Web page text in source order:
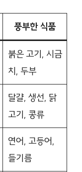
풍부한 식품
붉은 고기, 시금
치, 두부
달걀, 생선, 닭
고기, 콩류
연어, 고등어,
들기름